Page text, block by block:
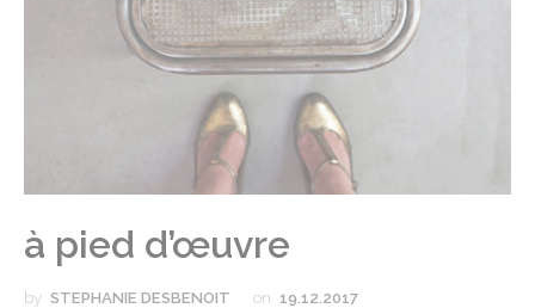
à pied d’œuvre
by STEPHANIE DESBENOIT on 19.12.2017